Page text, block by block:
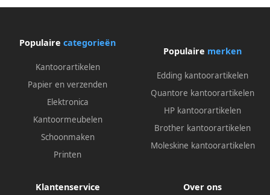
Populaire categorieën
Kantoorartikelen
Papier en verzenden
Elektronica
Kantoormeubelen
Schoonmaken
Printen
Populaire merken
Edding kantoorartikelen
Quantore kantoorartikelen
HP kantoorartikelen
Brother kantoorartikelen
Moleskine kantoorartikelen
Klantenservice Over ons